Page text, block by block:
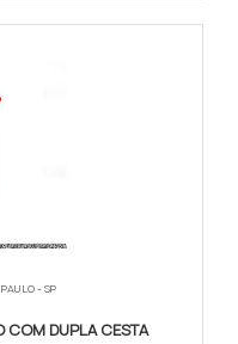
- SP
COM DUPLA CESTA